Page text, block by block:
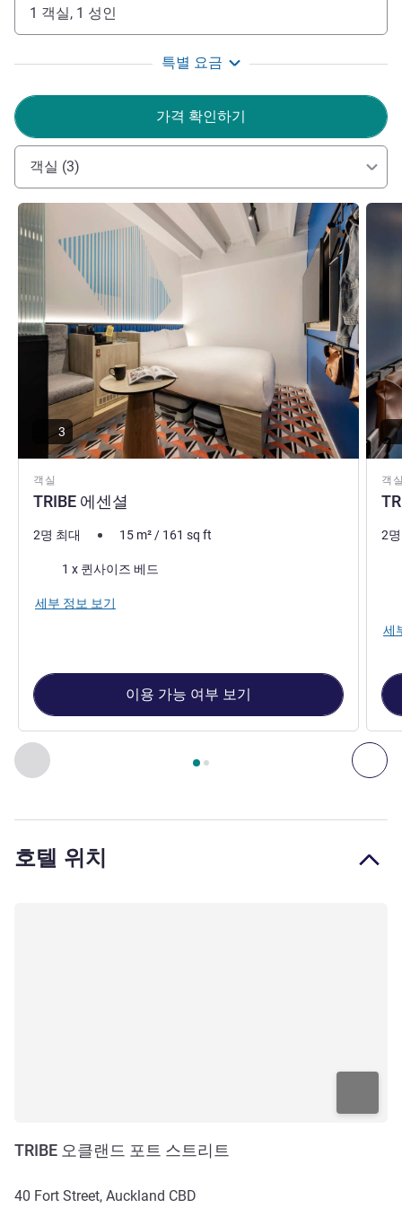
Nau mai and welcome to TRIBE Auckland Fort Street, our
informal, social atmosphere. We're here to help you enjoy
the best of our city, with its arts scene, sparkling waterfront
and dynamic districts.
Antonela Comuzio 호텔 관리
1 객실, 1 성인
특별 요금
가격 확인하기
객실 (3)
이전 - 객실 다
2 페이지 , 객실 1 : TRIBE 에센셜 , 객실 2 : TRIBE 에센셜 시
객실
TRIBE 에센셜
세부 정보 보기
3
2명 최대 15 m²/ 161 sq ft
1 x 퀸사이즈 베드
세부 정보 보기
이용 가능 여부 보기
객
세부
2
세
호텔 위치
TRIBE 오클랜드 포트 스트리트
40 Fort Street, Auckland CBD